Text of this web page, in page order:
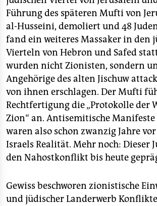
Führung des späteren Mufti von
al-Husseini, demoliert und 48
fand ein weiteres Massaker in den
Vierteln von Hebron und Safed
wurden nicht Zionisten, sondern
Angehörige des alten Jischuw
von ihnen erschlagen. Der Mufti
Rechtfertigung die „Protokolle der
Zion“ an. Antisemitische Manifeste
waren also schon zwanzig Jahre
Israels Realität. Mehr noch: Dieser
den Nahostkonflikt bis heute
Gewiss beschworen zionistische
und jüdischer Landerwerb